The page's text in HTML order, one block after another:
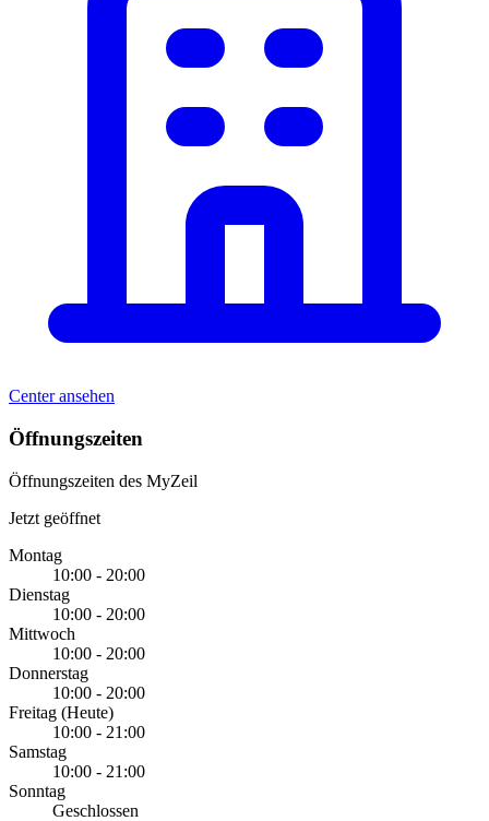
Center ansehen
Öffnungszeiten
Öffnungszeiten des MyZeil
Jetzt geöffnet
Montag
10:00 - 20:00
Dienstag
10:00 - 20:00
Mittwoch
10:00 - 20:00
Donnerstag
10:00 - 20:00
Freitag (Heute)
10:00 - 21:00
Samstag
10:00 - 21:00
Sonntag
Geschlossen